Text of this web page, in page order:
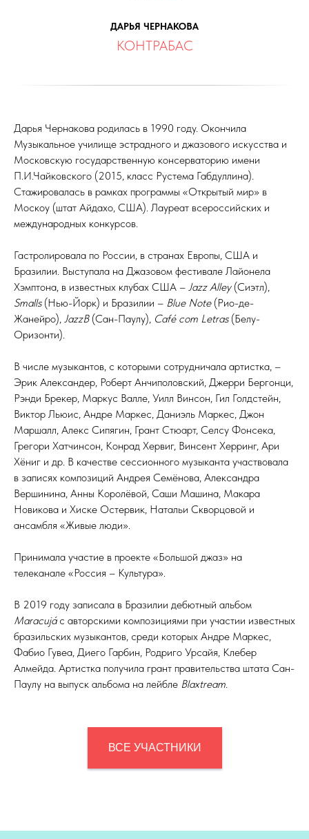
ДАРЬЯ ЧЕРНАКОВА
КОНТРАБАС
Дарья Чернакова родилась в 1990 году. Окончила
Музыкальное училище эстрадного и джазового искусства и
Московскую государственную консерваторию имени
П.И.Чайковского (2015, класс Рустема Габдуллина).
Стажировалась в рамках программы «Открытый мир» в
Москоу (штат Айдахо, США). Лауреат всероссийских и
международных конкурсов.
Гастролировала по России, в странах Европы, США и
Бразилии. Выступала на Джазовом фестивале Лайонела
Хэмптона, в известных клубах США – Jazz Alley(Сиэтл),
Smalls(Нью-Йорк) и Бразилии – Blue Note(Рио-де-
Жанейро), JazzB(Сан-Паулу), Café com Letras(Белу-
Оризонти).
В числе музыкантов, с которыми сотрудничала артистка, –
Эрик Александер, Роберт Анчиполовский, Джерри Бергонци,
Рэнди Брекер, Маркус Валле, Уилл Винсон, Гил Голдстейн,
Виктор Льюис, Андре Маркес, Даниэль Маркес, Джон
Маршалл, Алекс Сипягин, Грант Стюарт, Селсу Фонсека,
Грегори Хатчинсон, Конрад Хервиг, Винсент Херринг, Ари
Хёниг и др. В качестве сессионного музыканта участвовала
в записях композиций Андрея Семёнова, Александра
Вершинина, Анны Королёвой, Саши Машина, Макара
Новикова и Хиске Остервик, Натальи Скворцовой и
ансамбля «Живые люди».
Принимала участие в проекте «Большой джаз» на
телеканале «Россия – Культура».
В 2019 году записала в Бразилии дебютный альбом
Maracujáс авторскими композициями при участии известных
бразильских музыкантов, среди которых Андре Маркес,
Фабио Гувеа, Диего Гарбин, Родриго Урсайя, Клебер
Алмейда. Артистка получила грант правительства штата Сан-
Паулу на выпуск альбома на лейбле Blaxtream.
ВСЕ УЧАСТНИКИ